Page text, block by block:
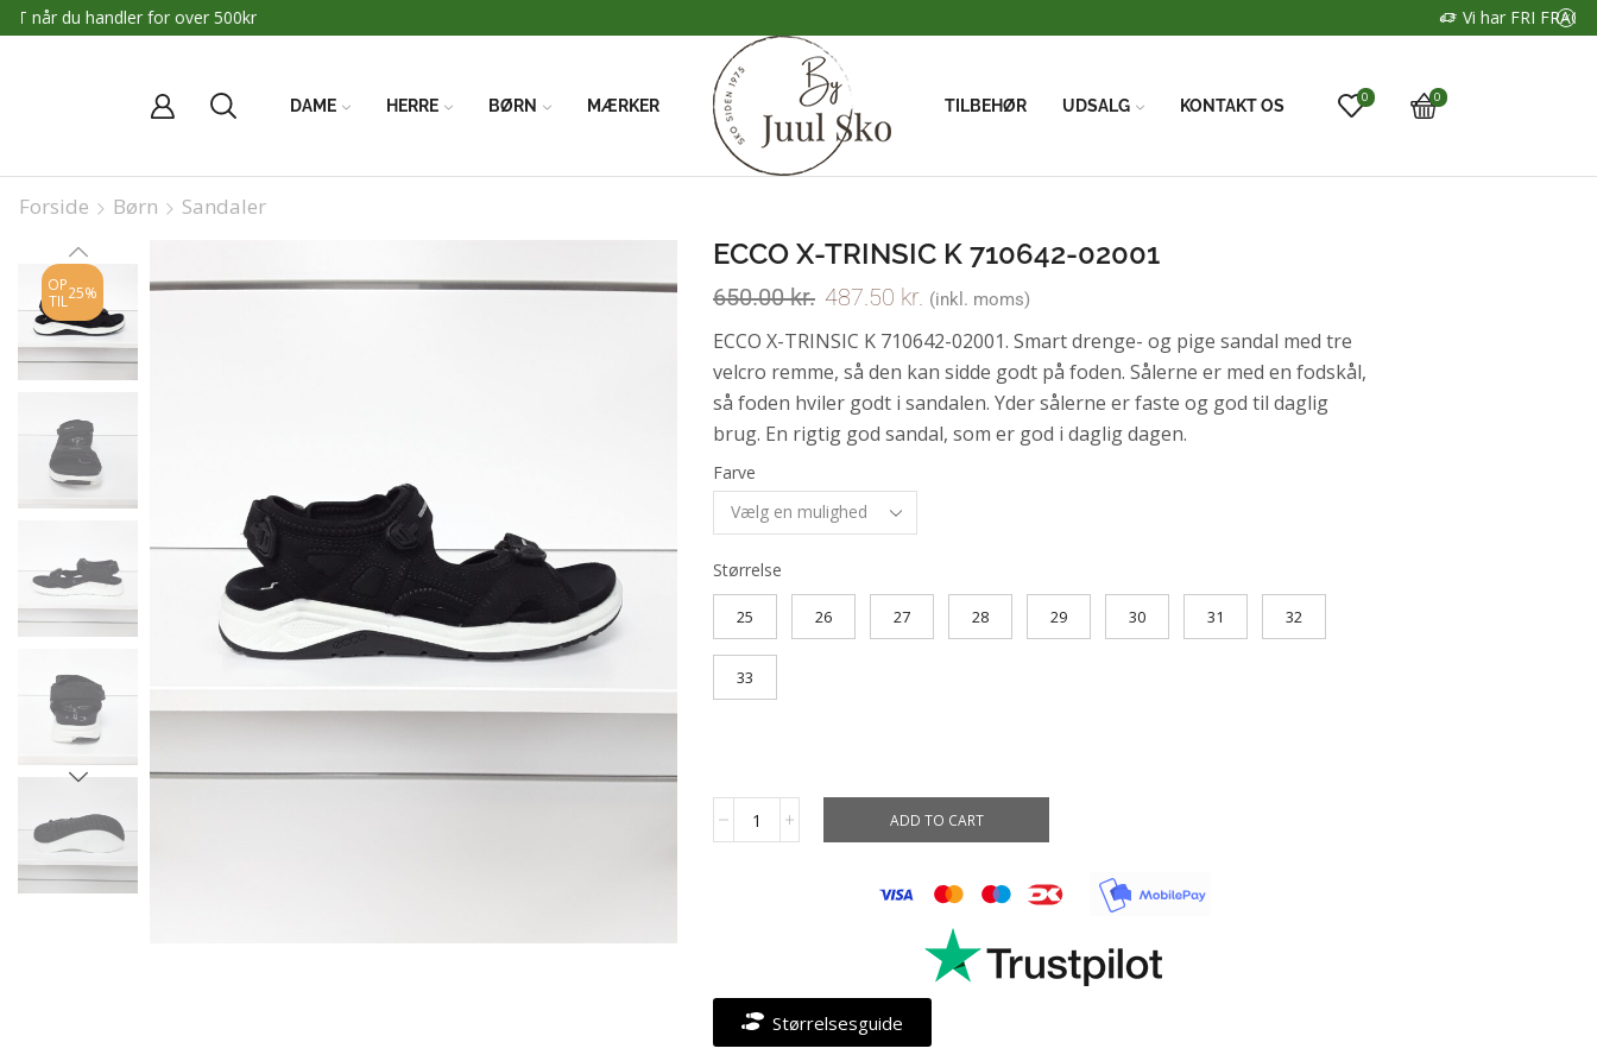
DAME HERRE BØRN MÆRKER TILBEHØR UDSALG KONTAKT OS 0 0
Forside Børn Sandaler
OP
TIL 25%
ECCO X-TRINSIC K 710642-02001
650.00kr. 487.50 kr. (inkl. moms)
ECCO X-TRINSIC K 710642-02001. Smart drenge- og pige sandal med tre
velcro remme, så den kan sidde godt på foden. Sålerne er med en fodskål,
så foden hviler godt i sandalen. Yder sålerne er faste og god til daglig
brug. En rigtig god sandal, som er god i daglig dagen.
Farve
Størrelse
25 26 27 28 29 30 31 32
33
ADD TO CART
Størrelsesguide